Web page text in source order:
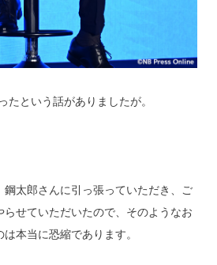
たという話がありましたが。
鋼太郎さんに引っ張っていただき、ご
せていただいたので、そのようなお
本当に恐縮であります。